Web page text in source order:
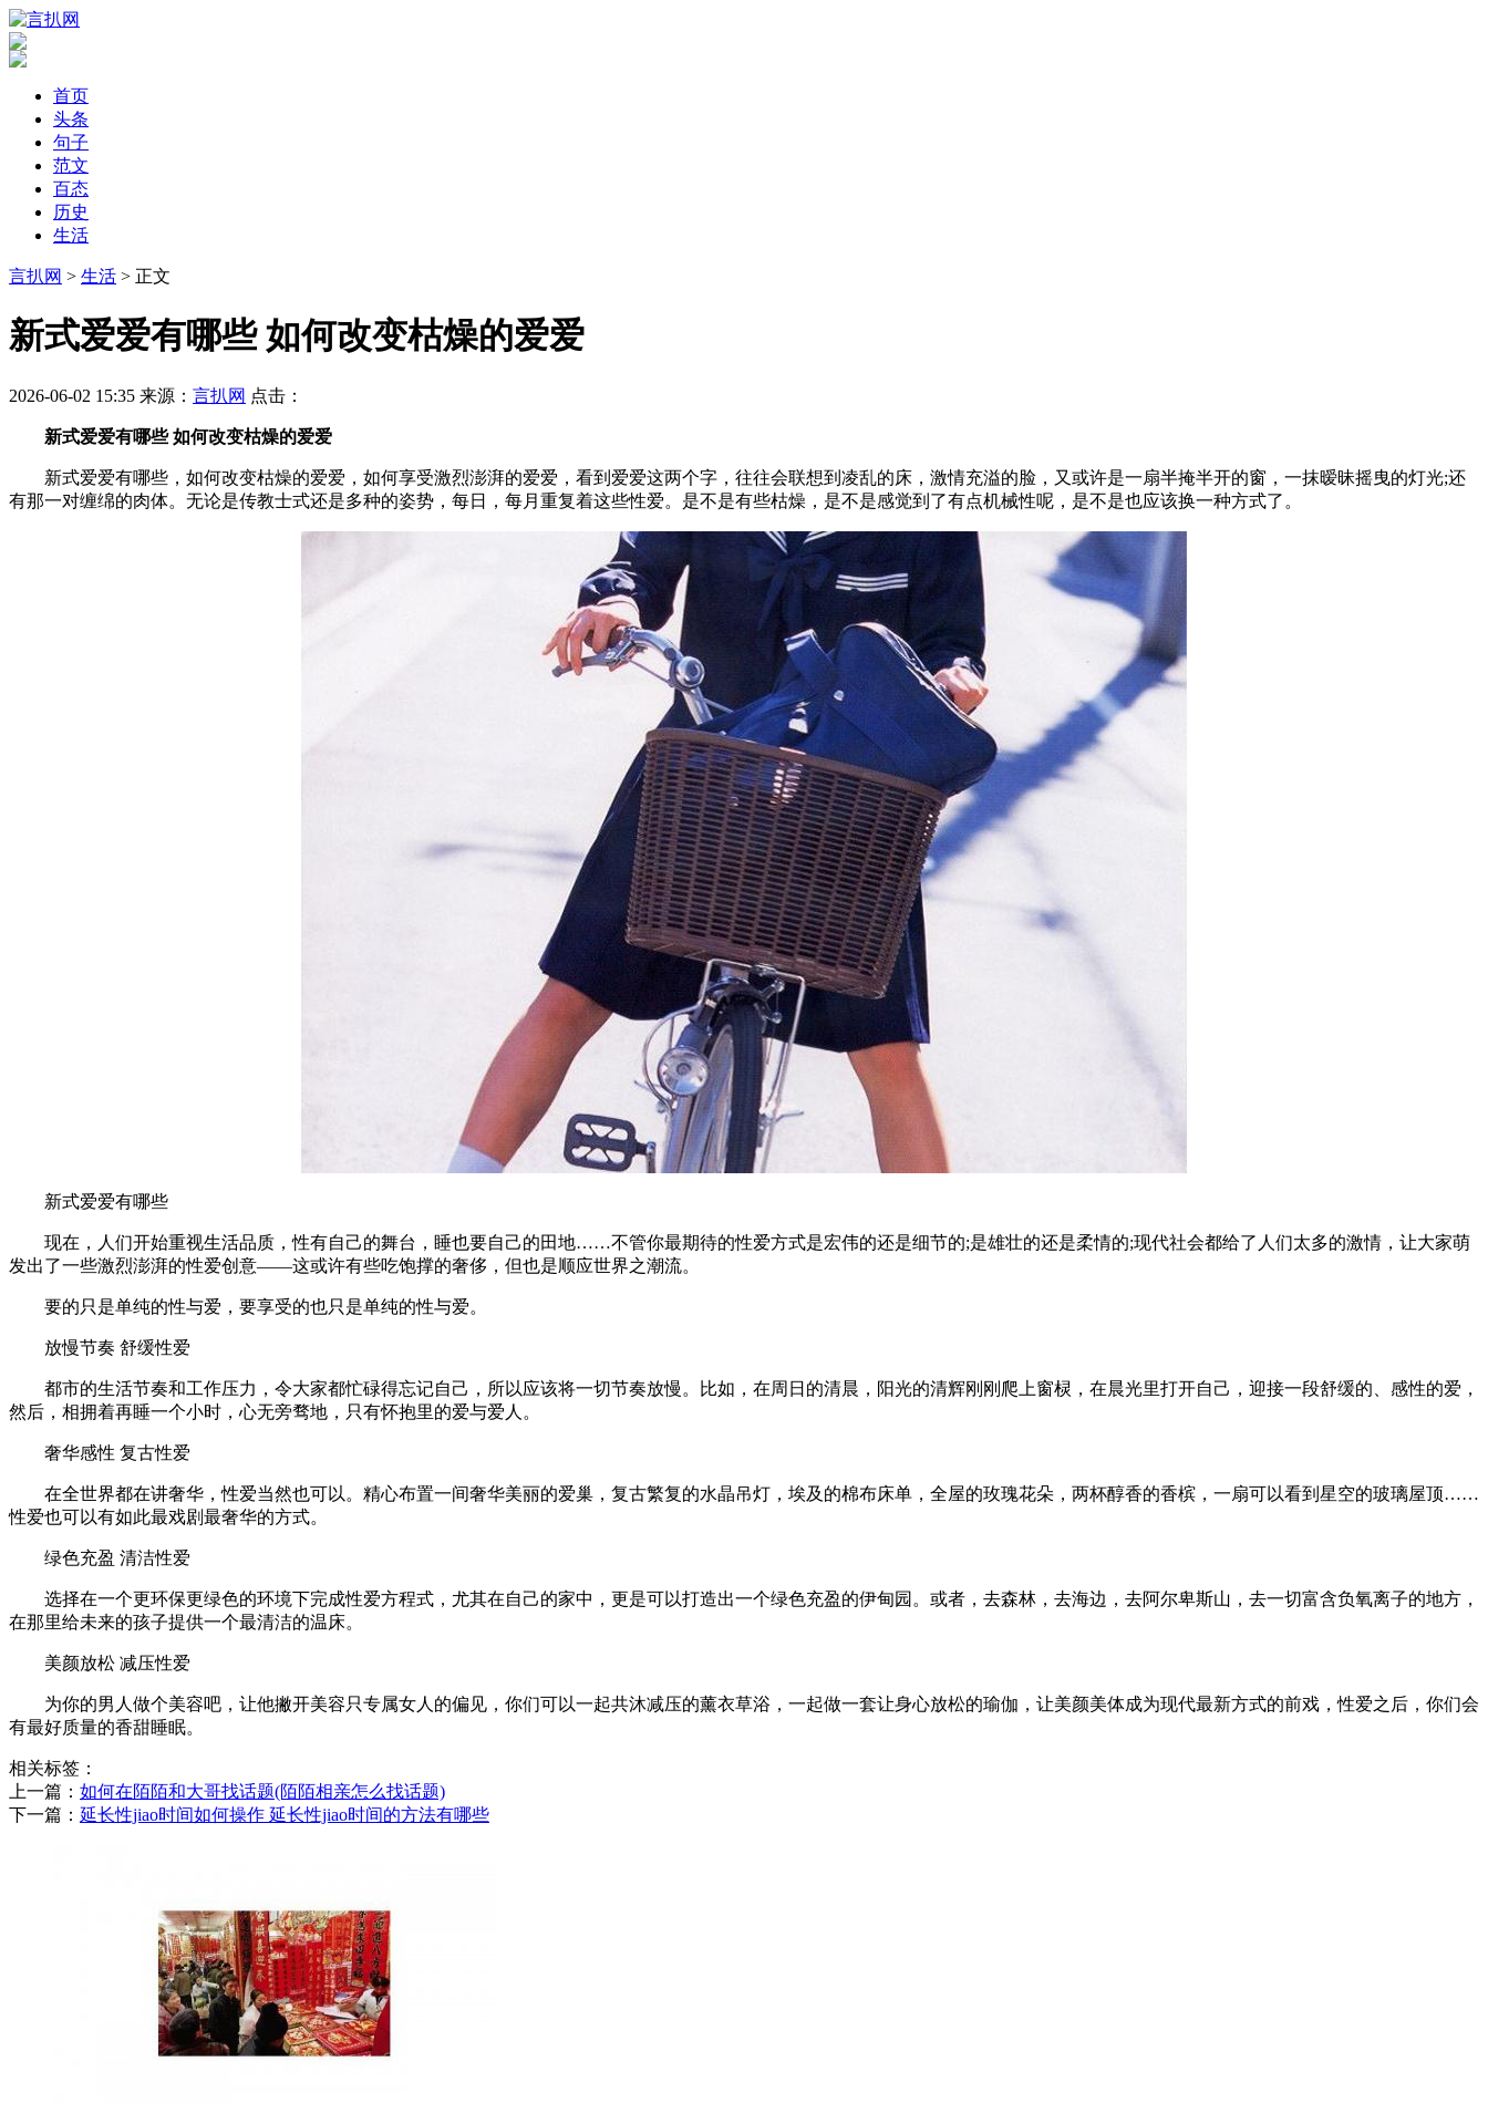
首页
头条
句子
范文
百态
历史
生活
言扒网 > 生活 > 正文
​新式爱爱有哪些 如何改变枯燥的爱爱
2026-06-02 15:35 来源： 言扒网 点击：
新式爱爱有哪些 如何改变枯燥的爱爱
新式爱爱有哪些，如何改变枯燥的爱爱，如何享受激烈澎湃的爱爱，看到爱爱这两个字，往往会联想到凌乱的床，激情充溢的脸，又或许是一扇半掩半开的窗，一抹暧昧摇曳的灯光;还
有那一对缠绵的肉体。无论是传教士式还是多种的姿势，每日，每月重复着这些性爱。是不是有些枯燥，是不是感觉到了有点机械性呢，是不是也应该换一种方式了。
新式爱爱有哪些
现在，人们开始重视生活品质，性有自己的舞台，睡也要自己的田地……不管你最期待的性爱方式是宏伟的还是细节的;是雄壮的还是柔情的;现代社会都给了人们太多的激情，让大家萌
发出了一些激烈澎湃的性爱创意——这或许有些吃饱撑的奢侈，但也是顺应世界之潮流。
要的只是单纯的性与爱，要享受的也只是单纯的性与爱。
放慢节奏 舒缓性爱
都市的生活节奏和工作压力，令大家都忙碌得忘记自己，所以应该将一切节奏放慢。比如，在周日的清晨，阳光的清辉刚刚爬上窗棂，在晨光里打开自己，迎接一段舒缓的、感性的爱，
然后，相拥着再睡一个小时，心无旁骛地，只有怀抱里的爱与爱人。
奢华感性 复古性爱
在全世界都在讲奢华，性爱当然也可以。精心布置一间奢华美丽的爱巢，复古繁复的水晶吊灯，埃及的棉布床单，全屋的玫瑰花朵，两杯醇香的香槟，一扇可以看到星空的玻璃屋顶……
性爱也可以有如此最戏剧最奢华的方式。
绿色充盈 清洁性爱
选择在一个更环保更绿色的环境下完成性爱方程式，尤其在自己的家中，更是可以打造出一个绿色充盈的伊甸园。或者，去森林，去海边，去阿尔卑斯山，去一切富含负氧离子的地方，
在那里给未来的孩子提供一个最清洁的温床。
美颜放松 减压性爱
为你的男人做个美容吧，让他撇开美容只专属女人的偏见，你们可以一起共沐减压的薰衣草浴，一起做一套让身心放松的瑜伽，让美颜美体成为现代最新方式的前戏，性爱之后，你们会
有最好质量的香甜睡眠。
相关标签：
上一篇： ​如何在陌陌和大哥找话题(陌陌相亲怎么找话题)
下一篇： ​延长性jiao时间如何操作 延长性jiao时间的方法有哪些